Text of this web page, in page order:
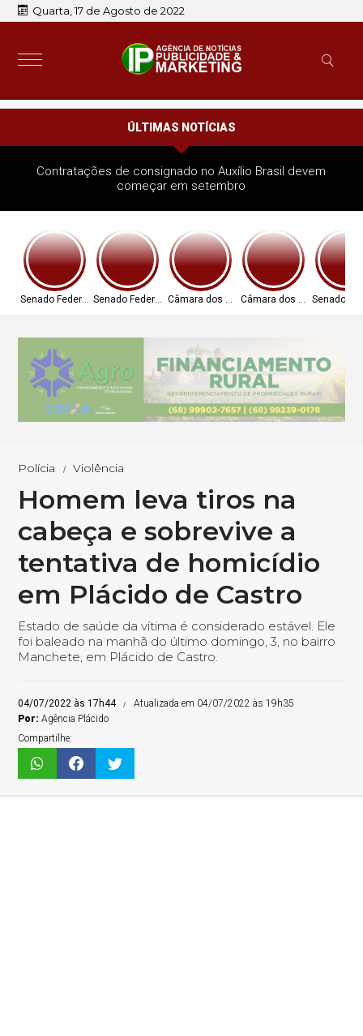
Quarta, 17 de Agosto de 2022
ÚLTIMAS NOTÍCIAS
Contratações de consignado no Auxílio Brasil devem
começar em setembro
Senado Federal Senado Federal Câmara dos DeputadosCâmara dos Deputados
Senado
Polícia Violência
Homem leva tiros na
cabeça e sobrevive a
tentativa de homicídio
em Plácido de Castro
Estado de saúde da vítima é considerado estável. Ele
foi baleado na manhã do último domingo, 3, no bairro
Manchete, em Plácido de Castro.
04/07/2022 às 17h44
Atualizada em 04/07/2022 às 19h35
Por: Agência Plácido
Compartilhe: